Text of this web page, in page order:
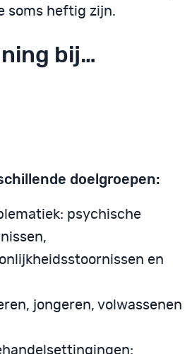
soms heftig zijn.
bij…
doelgroepen:
psychische
en
jongeren, volwassenen